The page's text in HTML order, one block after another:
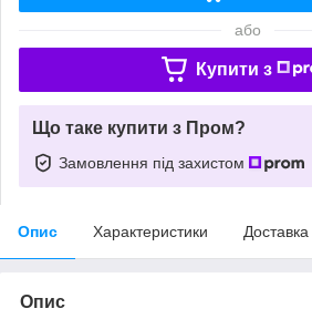
або
Купити з
Що таке купити з Пром?
Замовлення під захистом
Опис Характеристики Доставка
Опис